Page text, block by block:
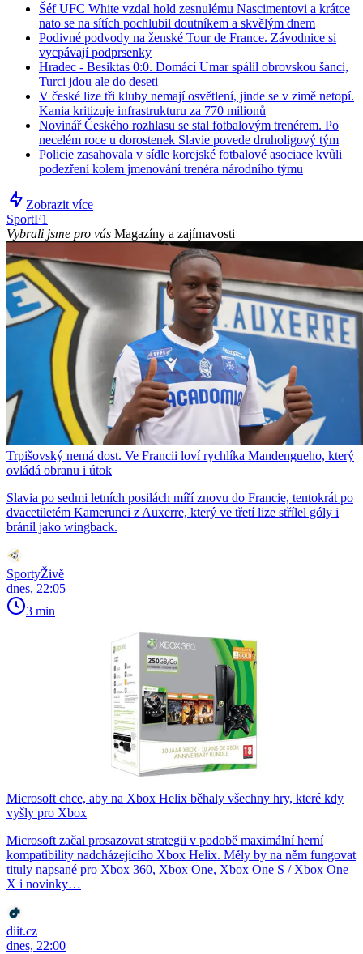
Šéf UFC White vzdal hold zesnulému Nascimentovi a krátce
nato se na sítích pochlubil doutníkem a skvělým dnem
Podivné podvody na ženské Tour de France. Závodnice si
vycpávají podprsenky
Hradec - Besiktas 0:0. Domácí Umar spálil obrovskou šanci,
Turci jdou ale do deseti
V české lize tři kluby nemají osvětlení, jinde se v zimě netopí.
Kania kritizuje infrastrukturu za 770 milionů
Novinář Českého rozhlasu se stal fotbalovým trenérem. Po
necelém roce u dorostenek Slavie povede druholigový tým
Policie zasahovala v sídle korejské fotbalové asociace kvůli
podezření kolem jmenování trenéra národního týmu
Zobrazit více
SportF1
Vybrali jsme pro vás Magazíny a zajímavosti
Trpišovský nemá dost. Ve Francii loví rychlíka Mandengueho, který
ovládá obranu i útok
Slavia po sedmi letních posilách míří znovu do Francie, tentokrát po
dvacetiletém Kamerunci z Auxerre, který ve třetí lize střílel góly i
bránil jako wingback.
SportyŽivě
dnes, 22:05
3 min
Microsoft chce, aby na Xbox Helix běhaly všechny hry, které kdy
vyšly pro Xbox
Microsoft začal prosazovat strategii v podobě maximální herní
kompatibility nadcházejícího Xbox Helix. Měly by na něm fungovat
tituly napsané pro Xbox 360, Xbox One, Xbox One S / Xbox One
X i novinky…
diit.cz
dnes, 22:00